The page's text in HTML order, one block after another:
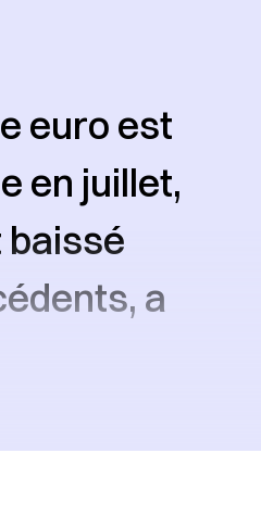
euro est
en juillet,
baissé
a